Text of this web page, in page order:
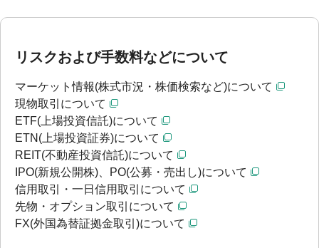
リスクおよび手数料などについて
マーケット情報(株式市況・株価検索など)について
現物取引について
ETF(上場投資信託)について
ETN(上場投資証券)について
REIT(不動産投資信託)について
IPO(新規公開株)、PO(公募・売出し)について
信用取引・一日信用取引について
先物・オプション取引について
FX(外国為替証拠金取引)について